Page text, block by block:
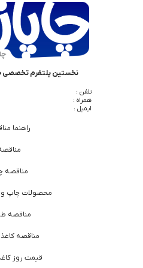
نخستین پلتفرم تخصصی
تلفن :
همراه :
ایمیل :
راهنما
مناقصه
محصولات چاپ
مناقصه
مناقصه
قیمت روز